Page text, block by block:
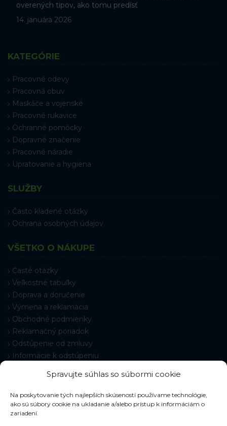
Spravujte súhlas so súbormi cookie
Na poskytovanie tých najlepších skúseností používame technológie,
ako sú súbory cookie na ukladanie a/alebo prístup k informáciám o
zariadení.
overených tipov, ako tomu predísť
14. januára 2026
KATEGÓRIE
Pracovné odevy
Pracovná obuv
Maskáče a vojenské
Pracovné rukavice
Ochranné pomôcky
Dopravné značenie
Pracovné náradie
Upratovanie a hygiena
SLUŽBY
Často kladené otázky
Ochrana osobných údajov
VŠETKO O NÁKUPE
Časté otázky
Veľkostné tabuľky
Doprava a doručenie
Výmena a reklamácia
Obchodné podmienky
Reklamačný poriadok
Odstúpenie od zmluvy
Informácie k odstúpeniu
Nastavenie cookies